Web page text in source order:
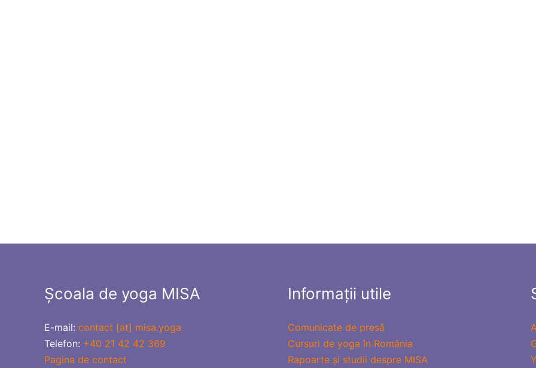
Școala de yoga MISA
E-mail: contact [at] misa.yoga
Telefon: +40 21 42 42 369
Pagina de contact
Informații utile
Comunicate de presă
Cursuri de yoga în România
Rapoarte și studii despre MISA